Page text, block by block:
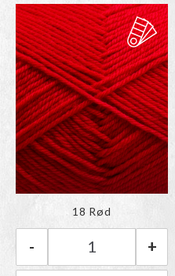
Färgen har lagts till i
paletten
Rauma
- +
18 Rød